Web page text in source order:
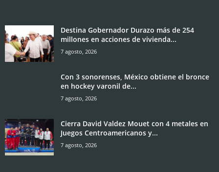
Destina Gobernador Durazo más de 254
millones en acciones de vivienda...
7 agosto, 2026
Con 3 sonorenses, México obtiene el bronce
en hockey varonil de...
7 agosto, 2026
Cierra David Valdez Mouet con 4 metales en
Juegos Centroamericanos y...
7 agosto, 2026